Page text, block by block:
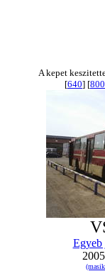
A kepet
[640] [800
Egyeb